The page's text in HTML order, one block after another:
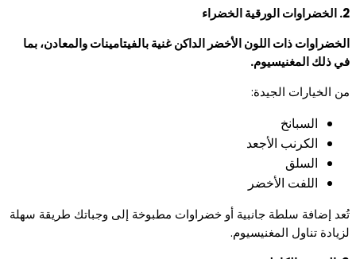
2. الخضراوات الورقية الخضراء
الخضراوات ذات اللون الأخضر الداكن غنية بالفيتامينات والمعادن، بما
في ذلك المغنيسيوم.
من الخيارات الجيدة:
السبانخ
الكرنب الأجعد
السلق
اللفت الأخضر
تُعد إضافة سلطة جانبية أو خضراوات مطبوخة إلى وجباتك طريقة سهلة
لزيادة تناول المغنيسيوم.